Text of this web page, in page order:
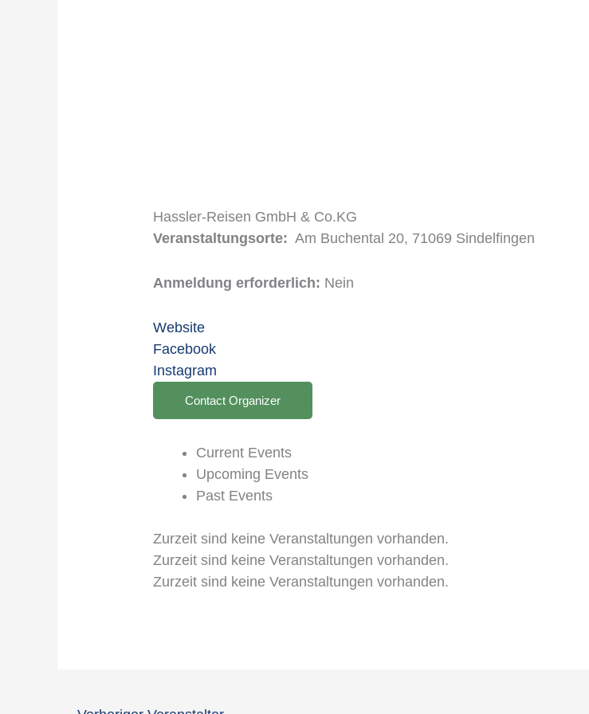
Hassler-Reisen GmbH & Co.KG
Veranstaltungsorte: Am Buchental 20, 71069 Sindelfingen
Anmeldung erforderlich: Nein
Website
Facebook
Instagram
Contact Organizer
Current Events
Upcoming Events
Past Events
Zurzeit sind keine Veranstaltungen vorhanden.
Zurzeit sind keine Veranstaltungen vorhanden.
Zurzeit sind keine Veranstaltungen vorhanden.